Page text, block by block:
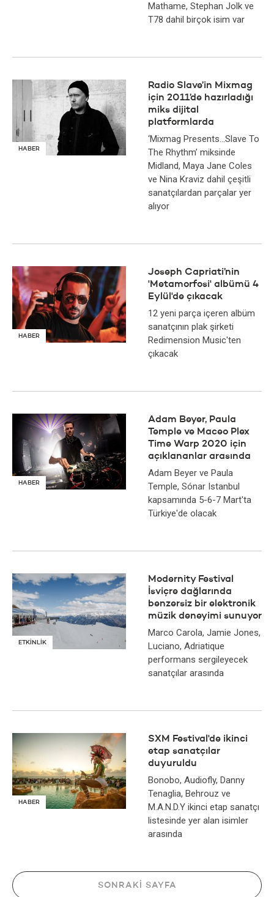
Mathame, Stephan Jolk ve
T78 dahil birçok isim var
HABER
Radio Slave’in Mixmag
için 2011’de hazırladığı
miks dijital
platformlarda
‘Mixmag Presents...Slave To
The Rhythm’ miksinde
Midland, Maya Jane Coles
ve Nina Kraviz dahil çeşitli
sanatçılardan parçalar yer
alıyor
HABER
Joseph Capriati’nin
'Metamorfosi' albümü 4
Eylül'de çıkacak
12 yeni parça içeren albüm
sanatçının plak şirketi
Redimension Music'ten
çıkacak
HABER
Adam Beyer, Paula
Temple ve Maceo Plex
Time Warp 2020 için
açıklananlar arasında
Adam Beyer ve Paula
Temple, Sónar Istanbul
kapsamında 5-6-7 Mart'ta
Türkiye'de olacak
ETKİNLİK
Modernity Festival
İsviçre dağlarında
benzersiz bir elektronik
müzik deneyimi sunuyor
Marco Carola, Jamie Jones,
Luciano, Adriatique
performans sergileyecek
sanatçılar arasında
HABER
SXM Festival'de ikinci
etap sanatçılar
duyuruldu
Bonobo, Audiofly, Danny
Tenaglia, Behrouz ve
M.A.N.D.Y ikinci etap sanatçı
listesinde yer alan isimler
arasında
SONRAKI SAYFA